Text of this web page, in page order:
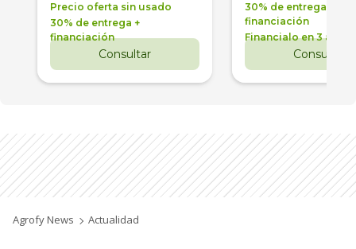
Precio oferta sin usado
30% de entrega +
financiación
Consultar
30% de entrega +
financiación
Financialo en 3 años
Consultar
Agrofy News Actualidad